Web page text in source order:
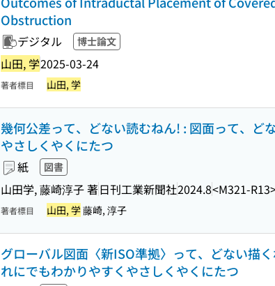
Obstruction
デジタル 博士論文
山田, 学2025-03-24
著者標目 山田, 学
幾何公差って、どない読むねん! : 図面って、ど
やさしくやくにたつ
紙 図書
山田学, 藤崎淳子 著日刊工業新聞社2024.8<M321-
著者標目 山田, 学藤崎, 淳子
グローバル図面〈新ISO準拠〉って、どない描
れにでもわかりやすくやさしくやくにたつ